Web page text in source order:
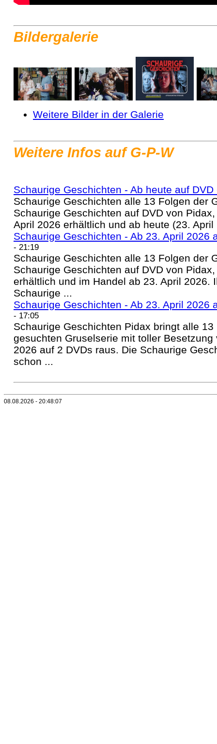
Bildergalerie
Weitere Bilder in der Galerie
Weitere Infos auf G-P-W
Schaurige Geschichten - Ab heute auf
Schaurige Geschichten alle 13 Folgen der
Schaurige Geschichten auf DVD von
April 2026 erhältlich und ab heute (23.
Schaurige Geschichten - Ab 23. April 2026
- 21:19
Schaurige Geschichten alle 13 Folgen der
Schaurige Geschichten auf DVD von
erhältlich und im Handel ab 23. April 2026.
Schaurige ...
Schaurige Geschichten - Ab 23. April 2026
- 17:05
Schaurige Geschichten Pidax bringt alle
gesuchten Gruselserie mit toller
2026 auf 2 DVDs raus. Die Schaurige
schon ...
08.08.2026 - 20:48:07